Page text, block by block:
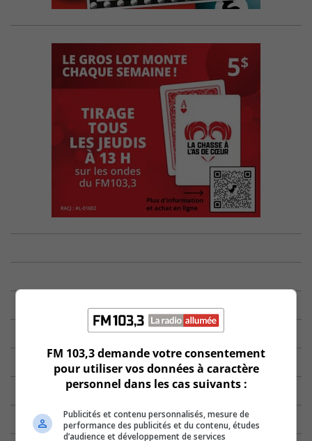
FM 103,3 demande votre consentement
pour utiliser vos données à caractère
personnel dans les cas suivants :
Publicités et contenu personnalisés, mesure de
performance des publicités et du contenu, études
d’audience et développement de services